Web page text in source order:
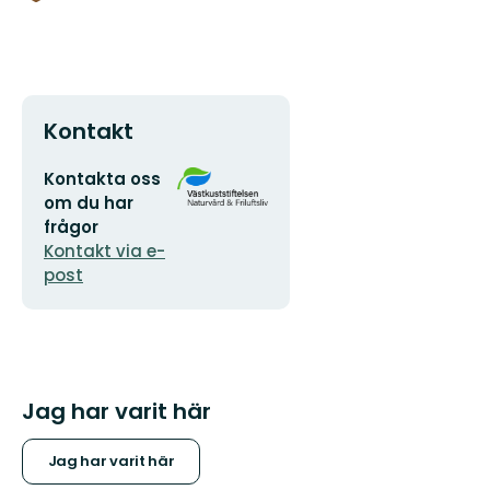
Kontakt
E-
postadress
Kontakta oss
om du har
frågor
Kontakt via e-
post
Organisationens
logotyp
Jag har varit här
Jag har varit här